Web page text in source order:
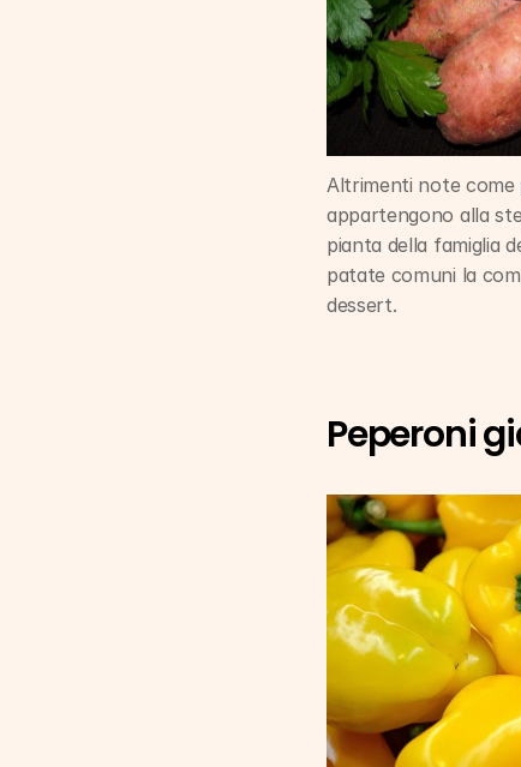
Altrimenti note come
appartengono alla
pianta della famiglia
patate comuni la
dessert.
Peperoni